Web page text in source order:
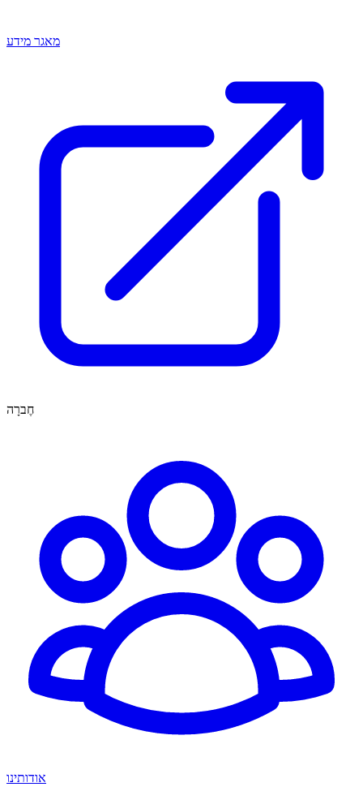
מאגר מידע
חֶברָה
אודותינו